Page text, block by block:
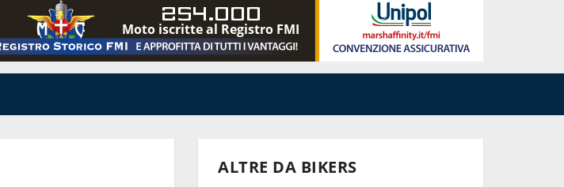
254.000
Moto iscritte al Registro FMI
ALTRE DA BIKERS